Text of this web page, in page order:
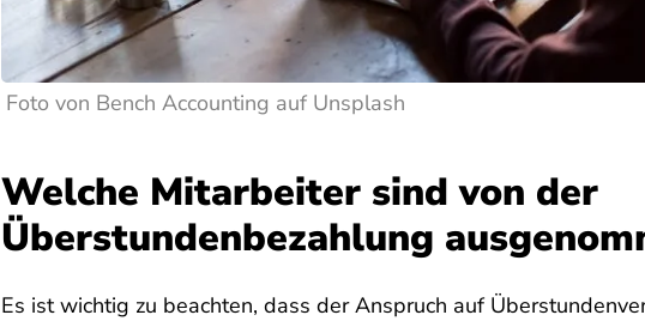
Foto von Bench Accounting auf Unsplash
Welche Mitarbeiter sind von der
Überstundenbezahlung
Es ist wichtig zu beachten, dass der Anspruch auf